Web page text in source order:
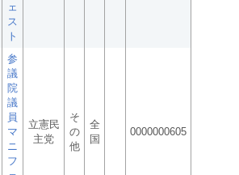
ェ
ス
ト
参
議
院
議
員
マ
ニ
フ
立憲民
主党
そ
の
他
全
国
0000000605